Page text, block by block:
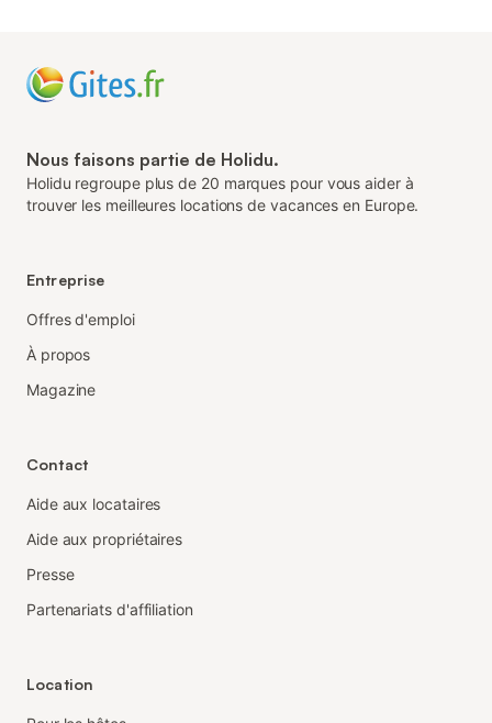
Nous faisons partie de Holidu.
Holidu regroupe plus de 20 marques pour vous aider à
trouver les meilleures locations de vacances en Europe.
Entreprise
Offres d'emploi
À propos
Magazine
Contact
Aide aux locataires
Aide aux propriétaires
Presse
Partenariats d'affiliation
Location